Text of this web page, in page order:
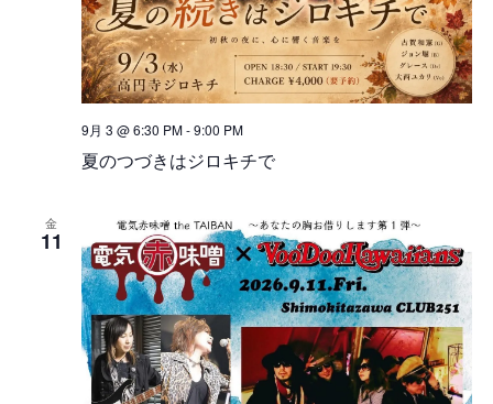
夏のつづきはジロキチで
9月 3 @ 6:30 PM-9:00 PM
金
11